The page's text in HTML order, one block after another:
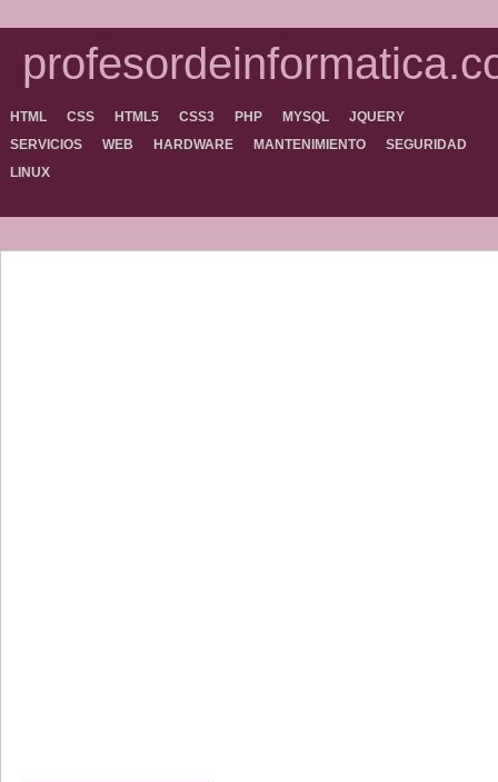
HTML CSS HTML5 CSS3 PHP MYSQL
JQUERY
SERVICIOS
WEB HARDWARE MANTENIMIENTO
SEGURIDAD
LINUX